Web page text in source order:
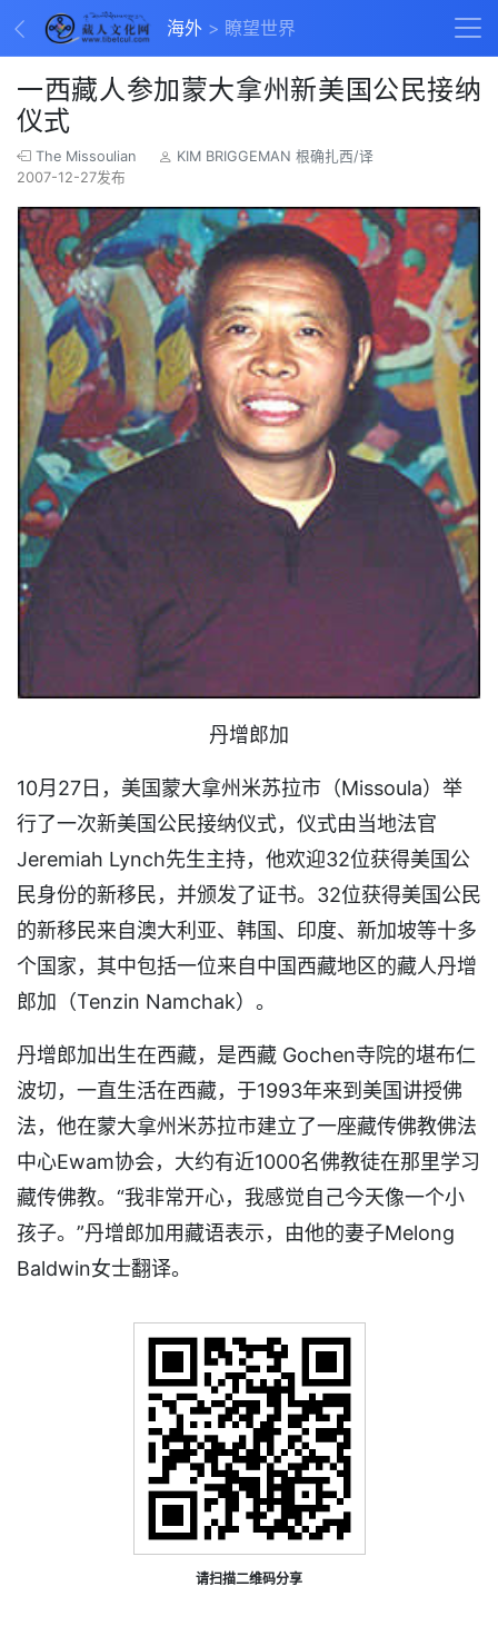
海外 瞭望世界
一西藏人参加蒙大拿州新美国公民接纳
仪式
The Missoulian
KIM BRIGGEMAN 根确扎西/译
2007-12-27发布
丹增郎加
10月27日，美国蒙大拿州米苏拉市（Missoula）举
行了一次新美国公民接纳仪式，仪式由当地法官
Jeremiah Lynch先生主持，他欢迎32位获得美国公
民身份的新移民，并颁发了证书。32位获得美国公民
的新移民来自澳大利亚、韩国、印度、新加坡等十多
个国家，其中包括一位来自中国西藏地区的藏人丹增
郎加（Tenzin Namchak）。
丹增郎加出生在西藏，是西藏 Gochen寺院的堪布仁
波切，一直生活在西藏，于1993年来到美国讲授佛
法，他在蒙大拿州米苏拉市建立了一座藏传佛教佛法
中心Ewam协会，大约有近1000名佛教徒在那里学习
藏传佛教。“我非常开心，我感觉自己今天像一个小
孩子。”丹增郎加用藏语表示，由他的妻子Melong
Baldwin女士翻译。
请扫描二维码分享